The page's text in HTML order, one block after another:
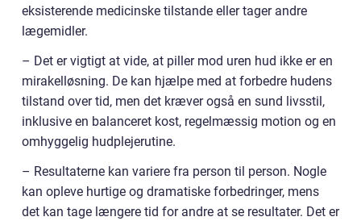
eksisterende medicinske tilstande eller tager andre
lægemidler.
– Det er vigtigt at vide, at piller mod uren hud ikke er en
mirakelløsning. De kan hjælpe med at forbedre hudens
tilstand over tid, men det kræver også en sund livsstil,
inklusive en balanceret kost, regelmæssig motion og en
omhyggelig hudplejerutine.
– Resultaterne kan variere fra person til person. Nogle
kan opleve hurtige og dramatiske forbedringer, mens
det kan tage længere tid for andre at se resultater. Det er